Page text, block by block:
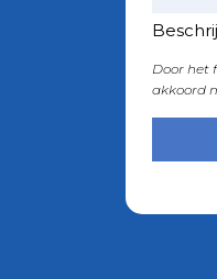
Door het
akkoord